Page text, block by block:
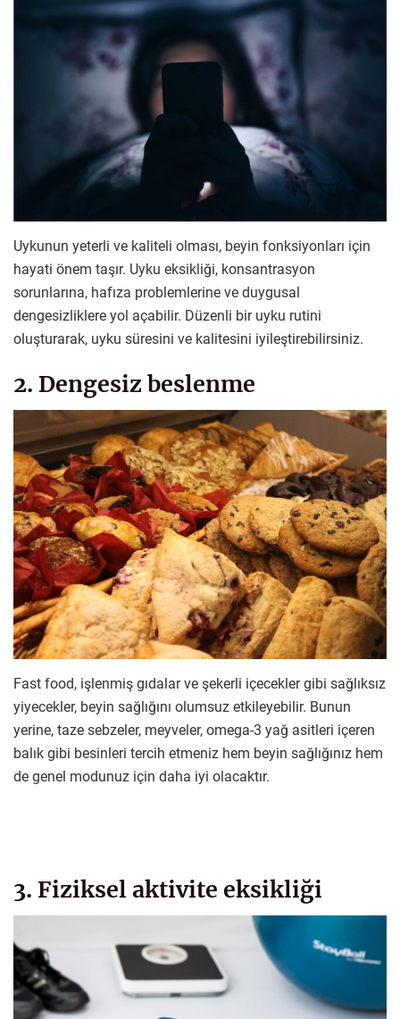
Uykunun yeterli ve kaliteli olması, beyin fonksiyonları için
hayati önem taşır. Uyku eksikliği, konsantrasyon
sorunlarına, hafıza problemlerine ve duygusal
dengesizliklere yol açabilir. Düzenli bir uyku rutini
oluşturarak, uyku süresini ve kalitesini iyileştirebilirsiniz.
2. Dengesiz beslenme
Fast food, işlenmiş gıdalar ve şekerli içecekler gibi sağlıksız
yiyecekler, beyin sağlığını olumsuz etkileyebilir. Bunun
yerine, taze sebzeler, meyveler, omega-3 yağ asitleri içeren
balık gibi besinleri tercih etmeniz hem beyin sağlığınız hem
de genel modunuz için daha iyi olacaktır.
3. Fiziksel aktivite eksikliği